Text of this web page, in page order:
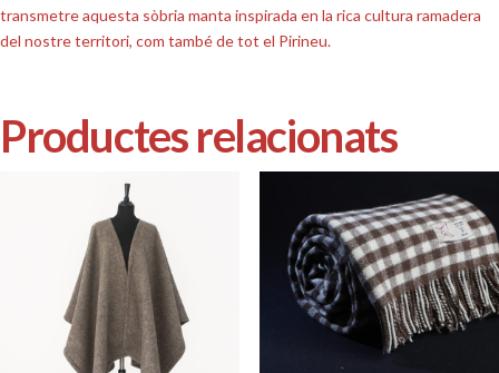
transmetre aquesta sòbria manta inspirada en la rica cultura ramadera
del nostre territori, com també de tot el Pirineu.
Productes relacionats